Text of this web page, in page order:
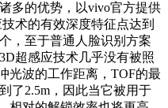
多的优势，以vivo官方提供
术的有效深度特征点达到
，至于普通人脸识别方案
超感应技术几乎没有被照
光波的工作距离，TOF的最
了2.5m，因此当它被用于